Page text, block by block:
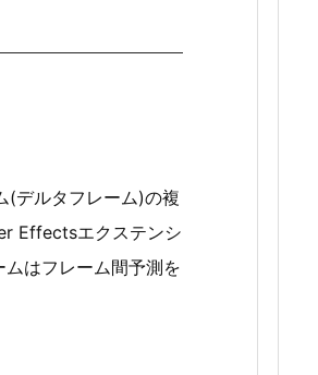
(デルタフレーム)の複
Effectsエクステンシ
はフレーム間予測を